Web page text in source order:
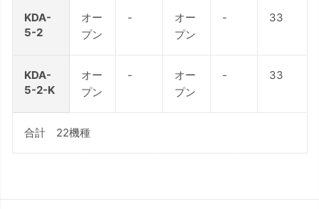
KDA-
5-2
オー
プン
-
オー
プン
- 33
KDA-
5-2-K
オー
プン
-
オー
プン
- 33
合計 22機種